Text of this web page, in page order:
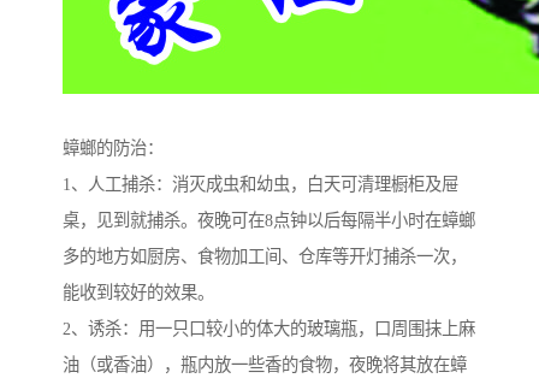
蟑螂的防治：
1、人工捕杀：消灭成虫和幼虫，白天可清理橱柜及屉
桌，见到就捕杀。夜晚可在8点钟以后每隔半小时在蟑螂
多的地方如厨房、食物加工间、仓库等开灯捕杀一次，
能收到较好的效果。
2、诱杀：用一只口较小的体大的玻璃瓶，口周围抹上麻
油（或香油），瓶内放一些香的食物，夜晚将其放在蟑